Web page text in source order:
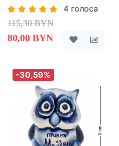
4 голоса
115,30 BYN
80,00 BYN
-30,59%